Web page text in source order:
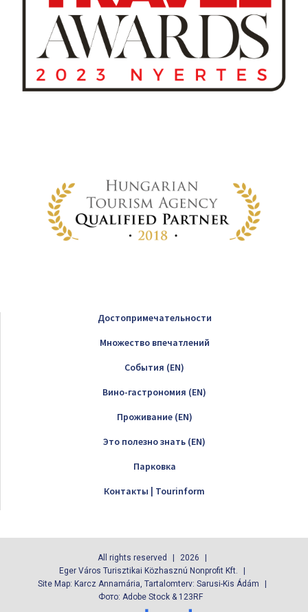
Достопримечательности
Множество впечатлений
Cобытия (EN)
Вино-гастрономия (EN)
Проживание (EN)
Это полезно знать (EN)
Парковка
Контакты | Tourinform
All rights reserved
2026
Eger Város Turisztikai Közhasznú Nonprofit Kft.
Site Map: Karcz Annamária, Tartalomterv: Sarusi-Kis Ádám
Фото: Adobe Stock & 123RF